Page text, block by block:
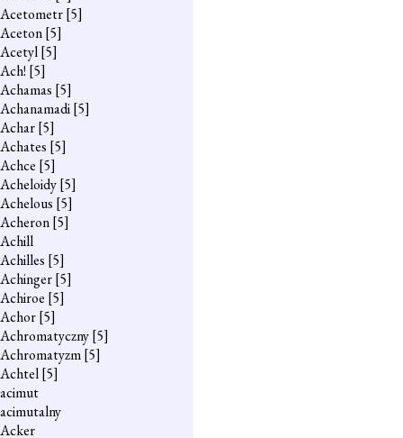
Acetometr[5]
Aceton[5]
Acetyl[5]
Ach! [5]
Achamas [5]
Achanamadi[5]
Achar[5]
Achates [5]
Achce [5]
Acheloidy[5]
Achelous [5]
Acheron[5]
Achill
Achilles [5]
Achinger[5]
Achiroe [5]
Achor[5]
Achromatyczny[5]
Achromatyzm[5]
Achtel[5]
acimut
acimutalny
Acker